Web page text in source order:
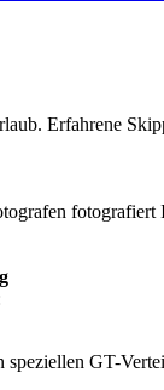
Erfahrene
speziellen GT-